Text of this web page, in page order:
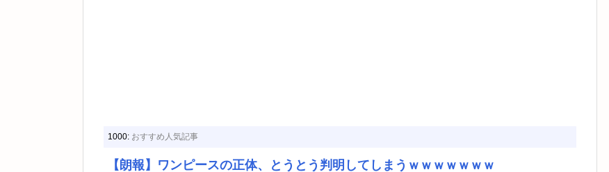
1000: おすすめ人気記事
【朗報】ワンピースの正体、とうとう判明してしまうｗｗｗｗｗｗｗ